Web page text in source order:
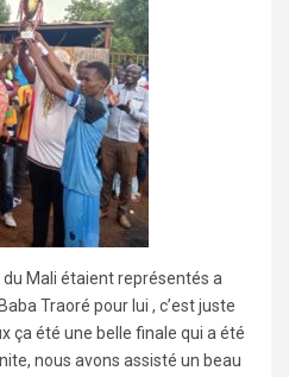
du Mali étaient représentés a
Traoré pour lui , c’est juste
ça été une belle finale qui a été
nous avons assisté un beau